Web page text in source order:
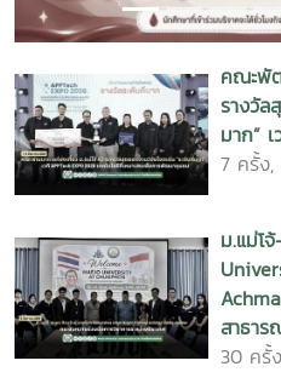
คณะพั
รางวัล
มาก”
7 ครั้ง
ม.แม่โ
สาธาร
30 ครั้